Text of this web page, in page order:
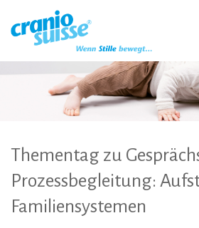
(Accesskey
Hauptnavigation
(Accesskey
Inhalt
(Accesskey
Sprachumschaltung
(Accesskey
Thementag zu
Prozessbegleitung:
Familiensystemen